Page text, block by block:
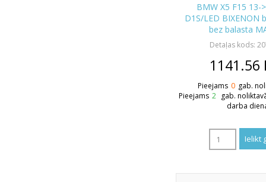
BMW X5 F15 13-
D1S/LED BIXENON
bez balasta
Detaļas kods:
1141.56
Pieejams 0 gab.
Pieejams 2 gab.
darba